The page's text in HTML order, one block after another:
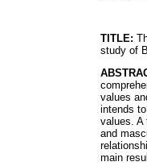
TITLE:
study of
values
intends
values. A
and
main